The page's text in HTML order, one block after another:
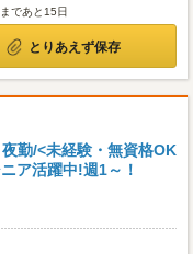
であと15日
とりあえず保存
夜勤/<未経験・無資格OK
ア活躍中!週1～！